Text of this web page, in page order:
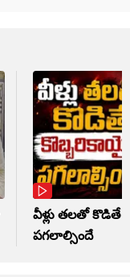
వీళ్లు తలతో
పగలాల్సిందే